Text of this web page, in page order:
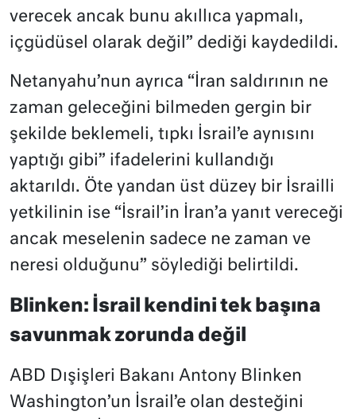
verecek ancak bunu akıllıca yapmalı,
içgüdüsel olarak değil” dediği kaydedildi.
Netanyahu’nun ayrıca “İran saldırının ne
zaman geleceğini bilmeden gergin bir
şekilde beklemeli, tıpkı İsrail’e aynısını
yaptığı gibi” ifadelerini kullandığı
aktarıldı. Öte yandan üst düzey bir İsrailli
yetkilinin ise “İsrail’in İran’a yanıt vereceği
ancak meselenin sadece ne zaman ve
neresi olduğunu” söylediği belirtildi.
Blinken: İsrail kendini tek başına
savunmak zorunda değil
ABD Dışişleri Bakanı Antony Blinken
Washington’un İsrail’e olan desteğini